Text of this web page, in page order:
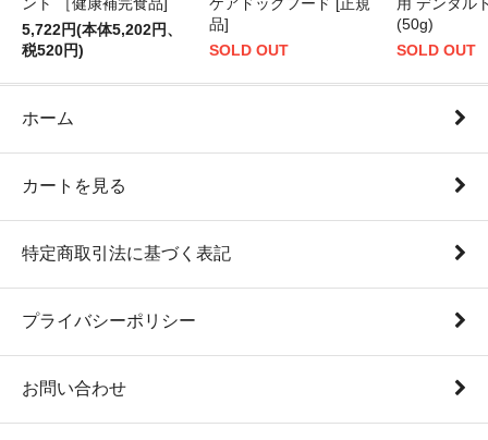
ント ［健康補完食品]
5,722円(本体5,202円、
税520円)
ケアドッグフード [正規
品]
SOLD OUT
用 デンタル
(50g)
SOLD OUT
ホーム
カートを見る
特定商取引法に基づく表記
プライバシーポリシー
お問い合わせ